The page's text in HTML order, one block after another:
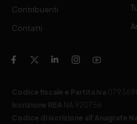
Contribuenti
Contatti
Codice fiscale e Partita Iva
Iscrizione REA NA 920756
Codice di iscrizione all’Anagrafe